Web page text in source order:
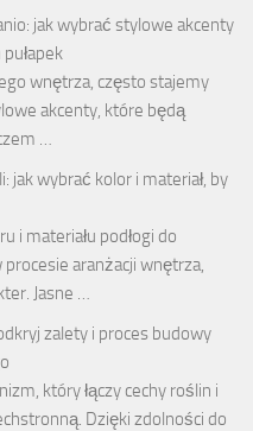
jak wybrać stylowe akcenty
wnętrza, często stajemy
akcenty, które będą
…
jak wybrać kolor i materiał, by
i materiału podłogi do
aranżacji wnętrza,
Jasne …
zalety i proces budowy
który łączy cechy roślin i
Dzięki zdolności do